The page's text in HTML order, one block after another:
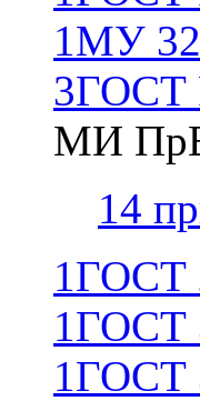
1МУ
3ГОСТ
МИ
14
1ГОСТ
1ГОСТ
1ГОСТ